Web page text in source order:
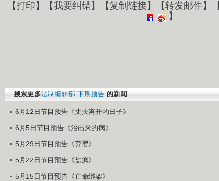
【打印】【我要纠错】【复制链接】【转发邮件】
】
搜索更多法制编辑部 下期预告 的新闻
6月12日节目预告《丈夫离开的日子》
6月5日节目预告《治出来的病》
5月29日节目预告《弃婴》
5月22日节目预告《盐疯》
5月15日节目预告《亡命绑架》